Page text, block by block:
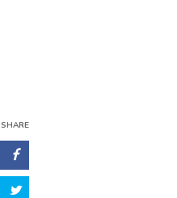
SHARE